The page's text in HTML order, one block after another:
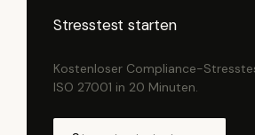
Stresstest starten
Kostenloser Compliance-
ISO 27001 in 20 Minuten.